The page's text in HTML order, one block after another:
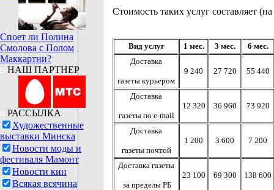
Споет ли Полина
Смолова с Полом
Маккартни?
НАШ ПАРТНЕР
РАССЫЛКА
Художественные
выставки Минска
Новости моды и
фестиваля Мамонт
Новости кин
Всякая всячина
Стоимость таких услуг составляет
Вид услуг 1 мес. 3 мес.
6 мес.
Доставка
газеты курьером
9 240 27 720 55 440
Доставка
газеты по e-mail
12 320 36 960 73 920
Доставка
газеты почтой
1 200 3 600 7 200
Доставка газеты
за пределы РБ
23 100 69 300 138 600